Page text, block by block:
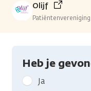
Olijf
Patiëntenvereniging
Heb je
GeefJa